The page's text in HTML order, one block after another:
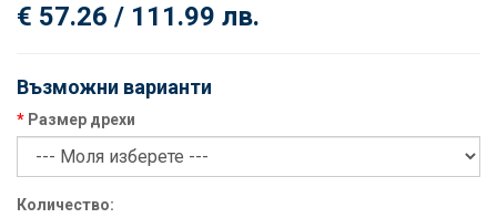
€ 57.26 / 111.99 лв.
Възможни варианти
Размер дрехи
Количество: